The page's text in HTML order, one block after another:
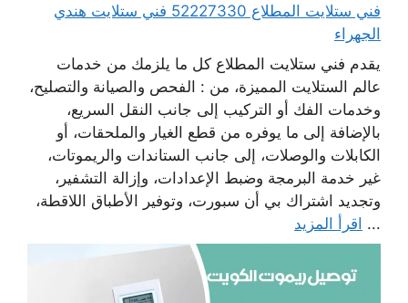
فني ستلايت المطلاع 52227330 فني ستلايت هندي
الجهراء
يقدم فني ستلايت المطلاع كل ما يلزمك من خدمات
عالم الستلايت المميزة، من : الفحص والصيانة والتصليح،
وخدمات الفك أو التركيب إلى جانب النقل السريع،
بالإضافة إلى ما يوفره من قطع الغيار والملحقات، أو
الكابلات والوصلات، إلى جانب الستاندات والريموتات،
غير خدمة البرمجة وضبط الإعدادات، وإزالة التشفير،
وتجديد اشتراك بي أن سبورت، وتوفير الأطباق اللاقطة،
... اقرأ المزيد